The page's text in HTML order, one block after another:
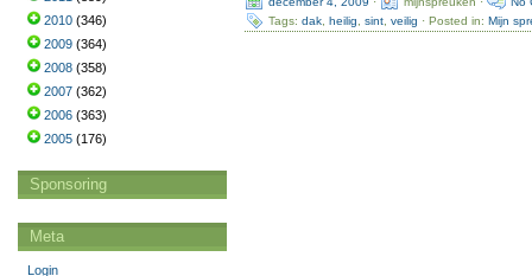
Tags: dak, heilig sint, veilig · Posted in: Mijn
2010 (346)
2009 (364)
2008 (358)
2007 (362)
2006 (363)
2005 (176)
Sponsoring
Meta
Login